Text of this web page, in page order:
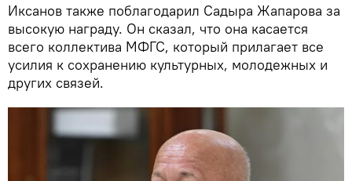
Иксанов также поблагодарил Садыра Жапарова за
высокую награду. Он сказал, что она касается
всего коллектива МФГС, который прилагает все
усилия к сохранению культурных, молодежных и
других связей.